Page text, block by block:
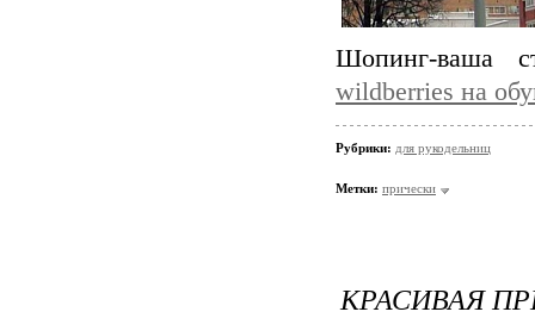
Шопинг-ваша
wildberries на
Рубрики: для рукодельниц
Метки: прически
КРАСИВАЯ